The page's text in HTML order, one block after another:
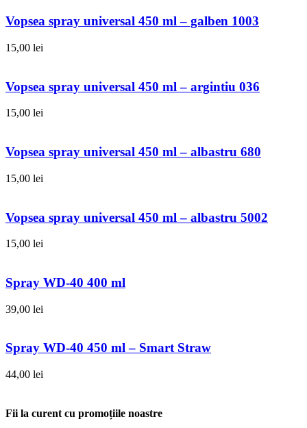
Vopsea spray universal 450 ml – galben 1003
15,00 lei
Vopsea spray universal 450 ml – argintiu 036
15,00 lei
Vopsea spray universal 450 ml – albastru 680
15,00 lei
Vopsea spray universal 450 ml – albastru 5002
15,00 lei
Spray WD-40 400 ml
39,00 lei
Spray WD-40 450 ml – Smart Straw
44,00 lei
Fii la curent cu promoțiile noastre